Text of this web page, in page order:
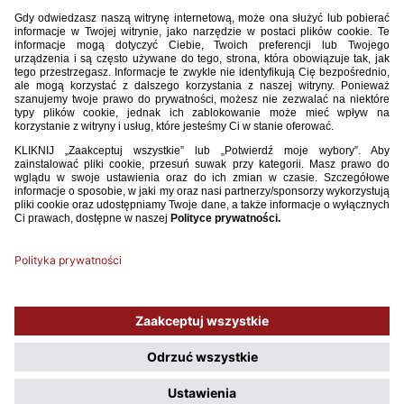
dodatkowe powołanie do reprezentacji Polski w futsalu na
kwietnia o godzinie 20:00 w Aixen-Provence.
Używamy plików cookies, aby ułatwić Ci korzystanie z naszego serwisu
oraz do celów statystycznych. Jeśli nie blokujesz tych plików, to zgadzasz
się na ich użycie oraz zapisanie w pamięci urządzenia. Pamiętaj, że
możesz samodzielnie zarządzać cookies, zmieniając ustawienia
przeglądarki.
Polityka plików Cookies.